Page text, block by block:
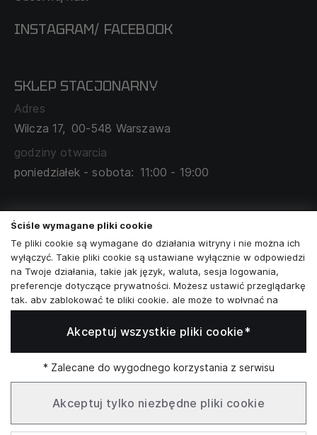
O NAS
MAPA SERWISU
ZAMÓWIENIA KORPORACYJNE
WSPÓŁPRACA Z PARTNERAMI
INSTAGRAM/ FACEBOOK
SKLEP STACJONARNY
Adres
Wilcza 17, 00-548 Warszawa
godziny otwarcia
poniedziałek - sobota: 11:00 - 19:00
Skontaktuj się z nami
+48573581161
info@reytel.pl
Skontaktuj się z nami:
Whatsapp
Infolinia: Pn–Pt 09:00–17:00
Ściśle wymagane pliki cookie
Te pliki cookie są wymagane do działania witryny i nie można ich
wyłączyć. Takie pliki cookie są ustawiane wyłącznie w odpowiedzi
na Twoje działania, takie jak język, waluta, sesja logowania,
preferencje dotyczące prywatności. Możesz ustawić przeglądarkę
tak, aby zablokować te pliki cookie, ale może to wpłynąć na
sposób działania naszej witryny.
Analizy i statystyki
Marketing i retargeting
Te pliki cookie są zwykle ustawiane przez naszych partnerów
marketingowych i reklamowych. Mogą być przez nich
wykorzystywane do tworzenia profilu Twoich zainteresowań, a
następnie wyświetlania odpowiednich reklam. Jeśli nie zezwolisz
Akceptuj wszystkie pliki cookie*
* Zalecane do wygodnego korzystania z serwisu
Akceptuj tylko niezbędne pliki cookie